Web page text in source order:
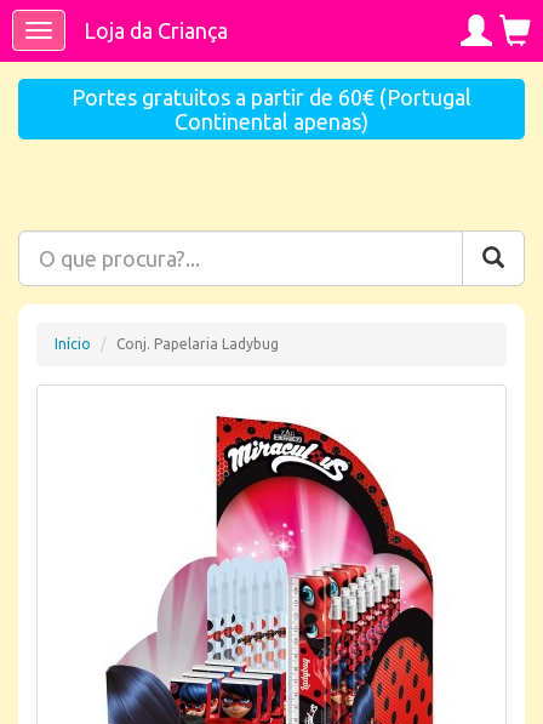
ToggleLoja da Criança
Portes gratuitos a partir de 60€ (Portugal
Continental apenas)
Início Conj. Papelaria Ladybug